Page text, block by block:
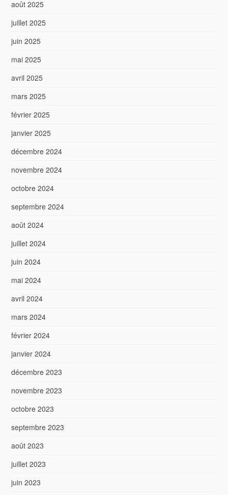
août 2025
juillet 2025
juin 2025
mai 2025
avril 2025
mars 2025
février 2025
janvier 2025
décembre 2024
novembre 2024
octobre 2024
septembre 2024
août 2024
juillet 2024
juin 2024
mai 2024
avril 2024
mars 2024
février 2024
janvier 2024
décembre 2023
novembre 2023
octobre 2023
septembre 2023
août 2023
juillet 2023
juin 2023